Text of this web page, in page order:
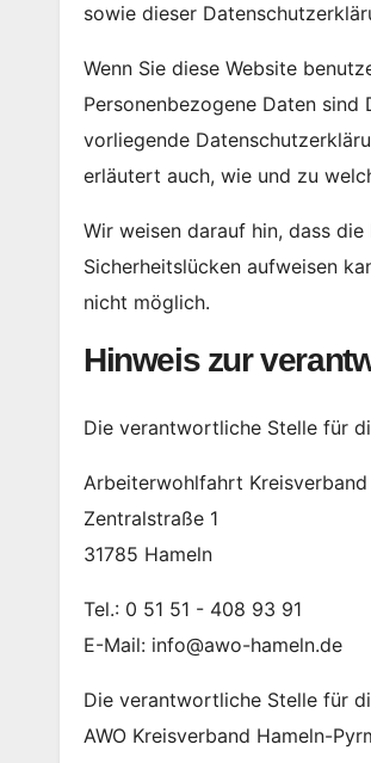
sowie dieser
Wenn Sie diese Website
Personenbezogene Daten
vorliegende
erläutert auch, wie und zu
Wir weisen darauf hin, dass
Sicherheitslücken aufweisen
nicht möglich.
Hinweis zur
Die verantwortliche Stelle für
Arbeiterwohlfahrt Kreisverband
Zentralstraße 1
31785 Hameln
Tel.: 0 51 51 - 408 93 91
E-Mail: info@awo-hameln.de
Die verantwortliche Stelle für
AWO Kreisverband Hameln-